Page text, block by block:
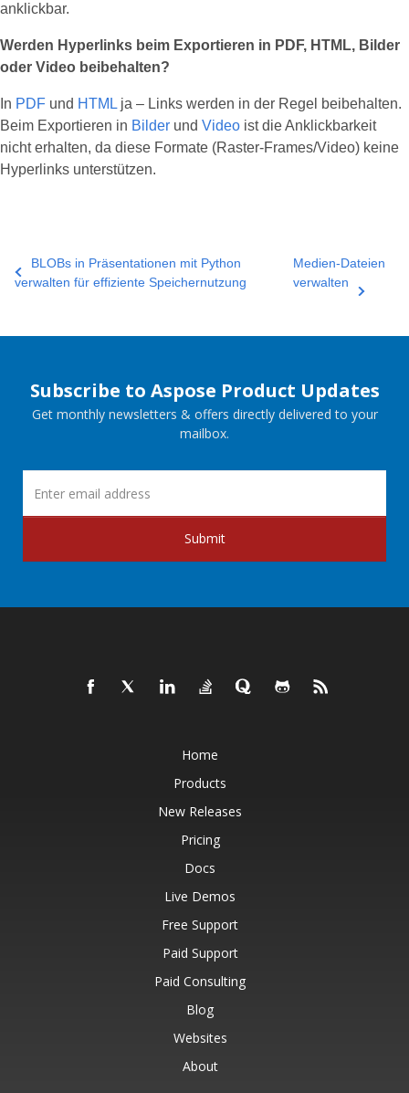
anklickbar.
Werden Hyperlinks beim Exportieren in PDF, HTML, Bilder
oder Video beibehalten?
In PDF und HTMLja – Links werden in der Regel beibehalten.
Beim Exportieren in Bilder und Video ist die Anklickbarkeit
nicht erhalten, da diese Formate (Raster‑Frames/Video) keine
Hyperlinks unterstützen.
BLOBs in Präsentationen mit Python
verwalten für effiziente Speichernutzung
Medien-Dateien
verwalten
Subscribe to Aspose Product Updates
Get monthly newsletters & offers directly delivered to your
mailbox.
Submit
Home
Products
New Releases
Pricing
Docs
Live Demos
Free Support
Paid Support
Paid Consulting
Blog
Websites
About